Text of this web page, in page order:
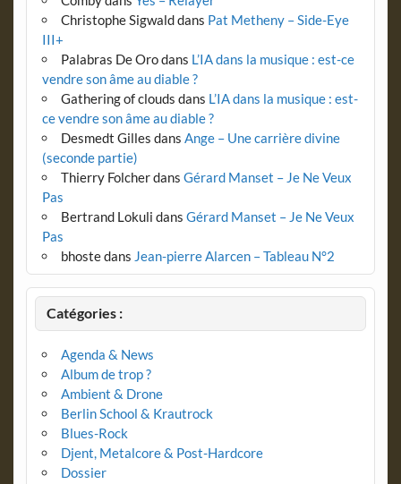
Christophe Sigwalddans Pat Metheny – Side-Eye
III+
Palabras De Orodans L’IA dans la musique : est-ce
vendre son âme au diable ?
Gathering of clouds dans L’IA dans la musique : est-
ce vendre son âme au diable ?
Desmedt Gilles dans Ange – Une carrière divine
(seconde partie)
Thierry Folcherdans Gérard Manset – Je Ne Veux
Pas
Bertrand Lokuli dans Gérard Manset – Je Ne Veux
Pas
bhostedans Jean-pierre Alarcen – Tableau N°2
Catégories :
Agenda & News
Album de trop ?
Ambient & Drone
Berlin School & Krautrock
Blues-Rock
Djent, Metalcore & Post-Hardcore
Dossier